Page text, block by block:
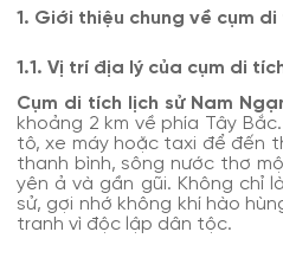
1. Giới thiệu chung về cụm
1.1. Vị trí địa lý của cụm di
Cụm di tích lịch sử Nam
khoảng 2 km về phía Tây
tô, xe máy hoặc taxi để đến
thanh bình, sông nước thơ
yên ả và gần gũi. Không chỉ
sử, gợi nhớ không khí hào
tranh vì độc lập dân tộc.